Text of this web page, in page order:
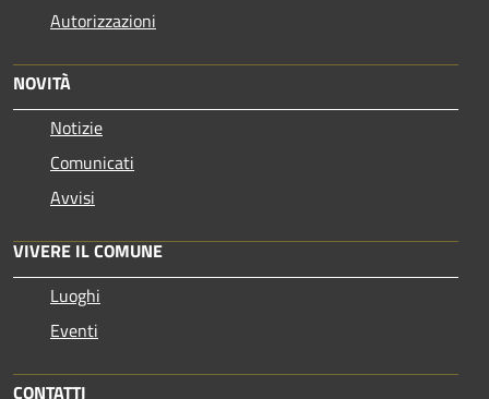
Autorizzazioni
NOVITÀ
Notizie
Comunicati
Avvisi
VIVERE IL COMUNE
Luoghi
Eventi
CONTATTI